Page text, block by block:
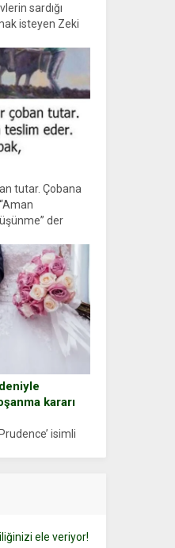
sardığı
isteyen Zeki
kâbus dolu
tutar. Çobana
der
kararı
isimli
ele veriyor!